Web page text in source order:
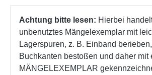
Achtung bitte lesen: Hierbei
unbenutztes Mängelexemplar mit
Lagerspuren, z. B. Einband
Buchkanten bestoßen und daher mit
MÄNGELEXEMPLAR